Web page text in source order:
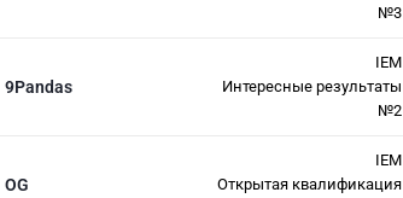
№3
9Pandas
IEM
Интересные результаты
№2
OG
IEM
Открытая квалификация